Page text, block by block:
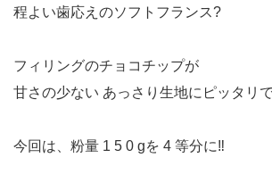
程よい歯応えのソフトフランス?
フィリングのチョコチップが
甘さの少ない あっさり生地にピッタリ
今回は、粉量 1 5 0 gを 4 等分に‼️